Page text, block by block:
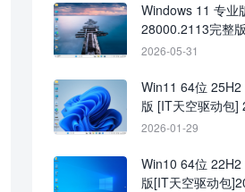
Windows 11 专业
28000.2113完整
2026-05-31
Win11 64位
版 [IT天空驱动包]
月
2026-01-29
Win10 64位 22H2 专业完整
版[IT天空驱动包